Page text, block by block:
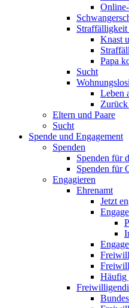
Knast
Papa
Sucht
Leben
Eltern und Paare
Sucht
Spende und Engagement
Spenden
Spenden für
Spenden für
Engagieren
Ehrenamt
Jetzt
Häufig